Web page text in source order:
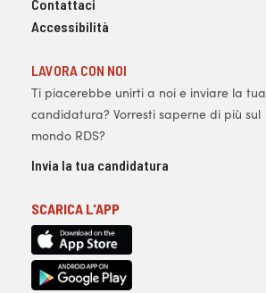
Contattaci
Accessibilità
LAVORA CON NOI
Ti piacerebbe unirti a noi e inviare la tua
candidatura? Vorresti saperne di più sul
mondo RDS?
Invia la tua candidatura
SCARICA L'APP